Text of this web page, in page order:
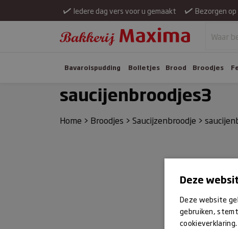
Iedere dag vers voor u gemaakt Bezorgen op
Bavaroispudding Bolletjes Brood Broodjes
saucijenbroodjes3
Home > Broodjes > Saucijzenbroodje >
Deze
Deze website
gebruiken,